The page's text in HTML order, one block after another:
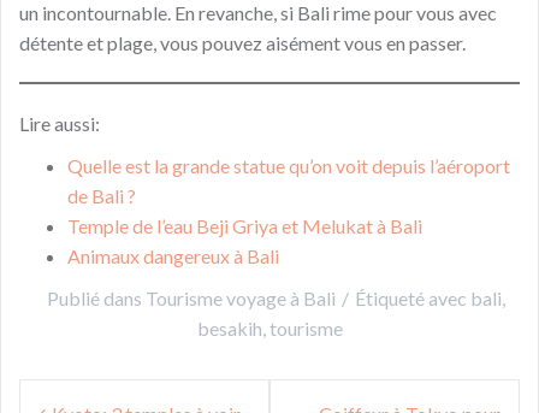
un incontournable. En revanche, si Bali rime pour vous avec
détente et plage, vous pouvez aisément vous en passer.
Lire aussi:
Quelle est la grande statue qu’on voit depuis l’aéroport
de Bali ?
Temple de l’eau Beji Griya et Melukat à Bali
Animaux dangereux à Bali
Publié dans Tourisme voyage à Bali Étiqueté avec bali,
besakih,tourisme
Navigation